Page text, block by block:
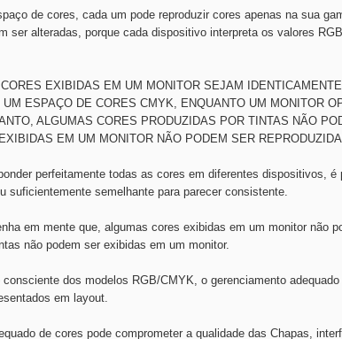
de cores, cada um pode reproduzir cores apenas na sua
ser alteradas, porque cada dispositivo interpreta os valores
EXIBIDAS EM UM MONITOR SEJAM
ESPAÇO DE CORES CMYK, ENQUANTO UM MONITOR
ALGUMAS CORES PRODUZIDAS POR TINTAS NÃO
EM UM MONITOR NÃO PODEM SER
perfeitamente todas as cores em diferentes dispositivos,
suficientemente semelhante para parecer consistente.
em mente que, algumas cores exibidas em um monitor não
não podem ser exibidas em um monitor.
dos modelos RGB/CMYK, o gerenciamento
em layout.
de cores pode comprometer a qualidade das Chapas,